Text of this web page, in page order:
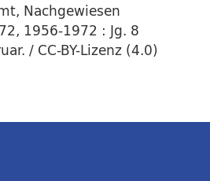
Nachgewiesen
1956-1972 : Jg. 8
/ CC-BY-Lizenz (4.0)